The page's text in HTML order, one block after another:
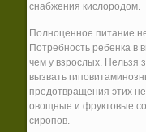
снабжения кислородом.
Полноценное питание
Потребность ребенка в
чем у взрослых. Нельзя
вызвать
предотвращения этих
овощные и фруктовые
сиропов.